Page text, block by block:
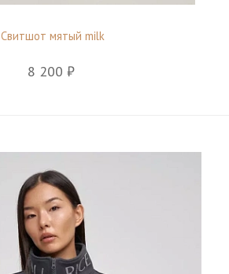
Свитшот мятый milk
8 200 ₽